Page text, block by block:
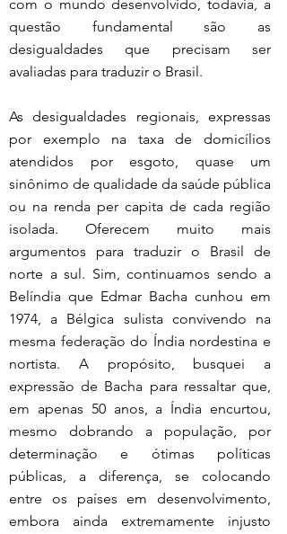
com o mundo desenvolvido, todavia, a
questão fundamental são as
desigualdades que precisam ser
avaliadas para traduzir o Brasil.
As desigualdades regionais, expressas
por exemplo na taxa de domicílios
atendidos por esgoto, quase um
sinônimo de qualidade da saúde pública
ou na renda per capita de cada região
isolada. Oferecem muito mais
argumentos para traduzir o Brasil de
norte a sul. Sim, continuamos sendo a
Belíndia que Edmar Bacha cunhou em
1974, a Bélgica sulista convivendo na
mesma federação do Índia nordestina e
nortista. A propósito, busquei a
expressão de Bacha para ressaltar que,
em apenas 50 anos, a Índia encurtou,
mesmo dobrando a população, por
determinação e ótimas políticas
públicas, a diferença, se colocando
entre os países em desenvolvimento,
embora ainda extremamente injusto